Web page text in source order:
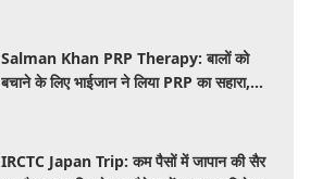
Salman Khan PRP Therapy: बालों को
बचाने के लिए भाईजान ने लिया PRP का सहारा,
IRCTC Japan Trip: कम पैसों में जापान की सैर